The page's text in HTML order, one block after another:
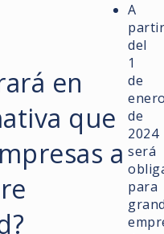
en
que
a
A
del
1
de
de
2024
será
para